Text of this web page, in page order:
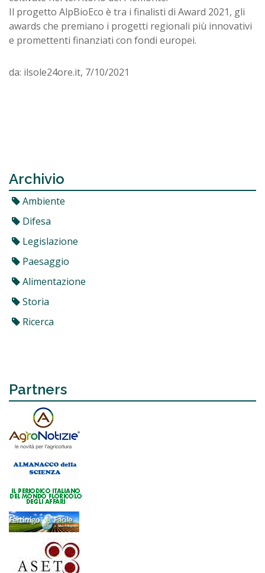
Il progetto AlpBioEco è tra i finalisti di Award 2021, gli
awards che premiano i progetti regionali più innovativi
e promettenti finanziati con fondi europei.
da: ilsole24ore.it, 7/10/2021
Archivio
Ambiente
Difesa
Legislazione
Paesaggio
Alimentazione
Storia
Ricerca
Partners